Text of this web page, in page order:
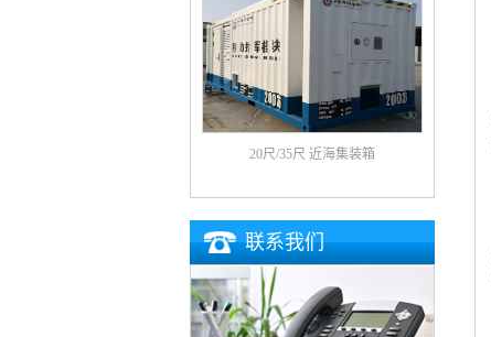
20尺/35尺 近海集装箱
联系我们